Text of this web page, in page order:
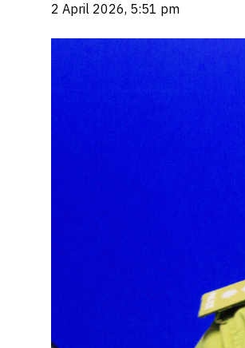
2 April 2026, 5:51 pm